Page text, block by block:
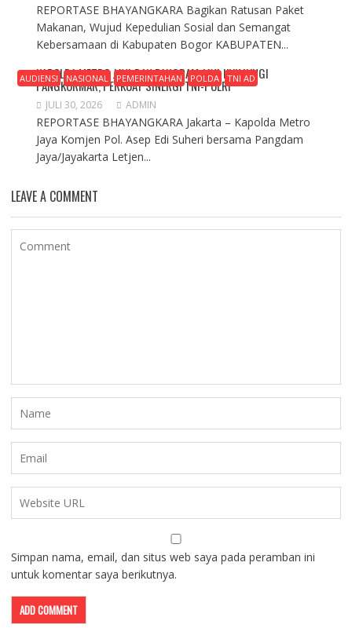
REPORTASE BHAYANGKARA Bagikan Ratusan Paket
Makanan, Wujud Kepedulian Sosial dan Semangat
Kebersamaan di Kabupaten Bogor KABUPATEN...
AUDIENSI NASIONAL PEMERINTAHAN POLDA TNI AD
KAPOLDA METRO JAYA DAN PANGDAM JAYA KUNJUNGI
PANGKORMAR, PERKUAT SINERGI TNI-POLRI
JULI 30, 2026 ADMIN
REPORTASE BHAYANGKARA Jakarta – Kapolda Metro
Jaya Komjen Pol. Asep Edi Suheri bersama Pangdam
Jaya/Jayakarta Letjen...
LEAVE A COMMENT
Simpan nama, email, dan situs web saya pada peramban ini
untuk komentar saya berikutnya.